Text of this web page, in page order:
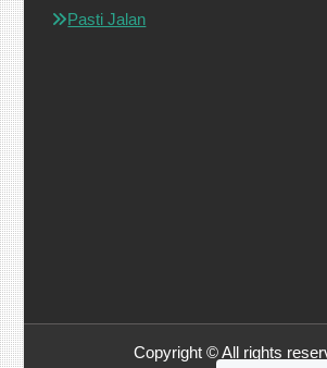
Pasti Jalan
Copyright © All rights